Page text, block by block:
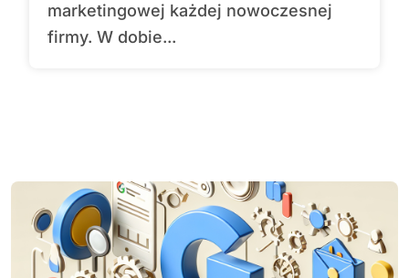
marketingowej każdej nowoczesnej
firmy. W dobie...